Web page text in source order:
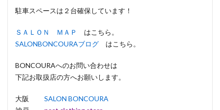
駐車スペースは２台確保しています！
ＳＡＬＯＮ ＭＡＰ
はこちら。
SALONBONCOURAブログ はこちら。
BONCOURAへのお問い合わせは
下記お取扱店の方へお願いします。
大阪 SALON BONCOURA